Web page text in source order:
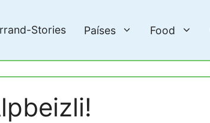
Stories Países Food